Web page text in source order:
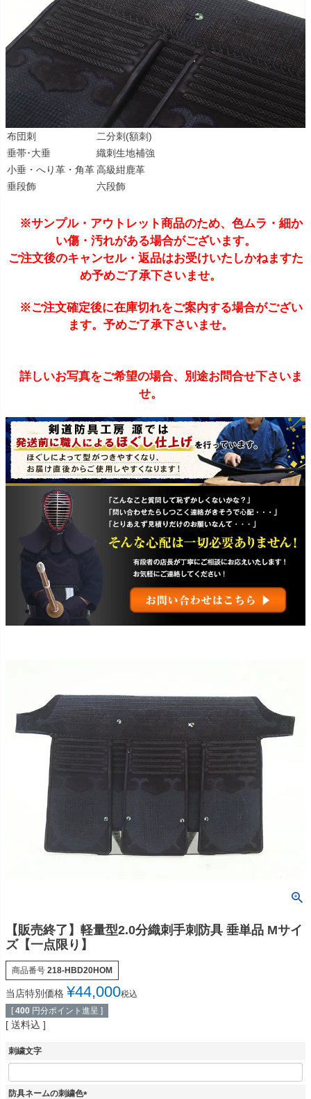
布団刺
二分刺(額刺)
垂帯･大垂
織刺生地補強
小垂・へり革・角革高級紺鹿革
垂段飾
六段飾
※サンプル・アウトレット商品のため、色ムラ・細か
い傷・汚れがある場合がございます。
ご注文後のキャンセル・返品はお受けいたしかねますた
め予めご了承下さいませ。
※ご注文確定後に在庫切れをご案内する場合がござい
ます。予めご了承下さいませ。
詳しいお写真をご希望の場合、別途お問合せ下さいま
せ。
【販売終了】軽量型2.0分織刺手刺防具 垂単品 Mサイ
ズ【一点限り】
商品番号 218-HBD20HOM
当店特別価格 ¥44,000税込
[ 400 円分ポイント進呈 ]
送料込
刺繍文字
防具ネームの刺繍色